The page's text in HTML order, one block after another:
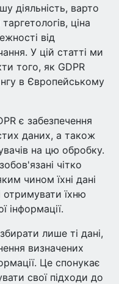
діяльність, варто
ціна
від
У цій статті ми
того, як GDPR
в Європейському
є забезпечення
даних, а також
на цю обробку.
чітко
чином їхні дані
отримувати їхню
інформації.
лише ті дані,
визначених
Це спонукає
свої підходи до